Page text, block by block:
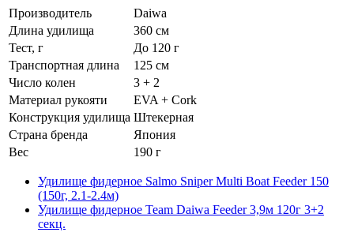
Производитель
Daiwa
Длина удилища
360 см
Тест, г
До 120 г
Транспортная длина
125 см
Число колен
3 + 2
Материал рукояти
EVA + Cork
Конструкция удилища Штекерная
Страна бренда
Япония
Вес
190 г
Удилище фидерное Salmo Sniper Multi Boat Feeder 150
(150г, 2.1-2.4м)
Удилище фидерное Team Daiwa Feeder 3,9м 120г 3+2
секц.